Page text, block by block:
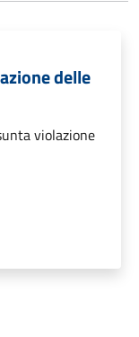
delle
violazione